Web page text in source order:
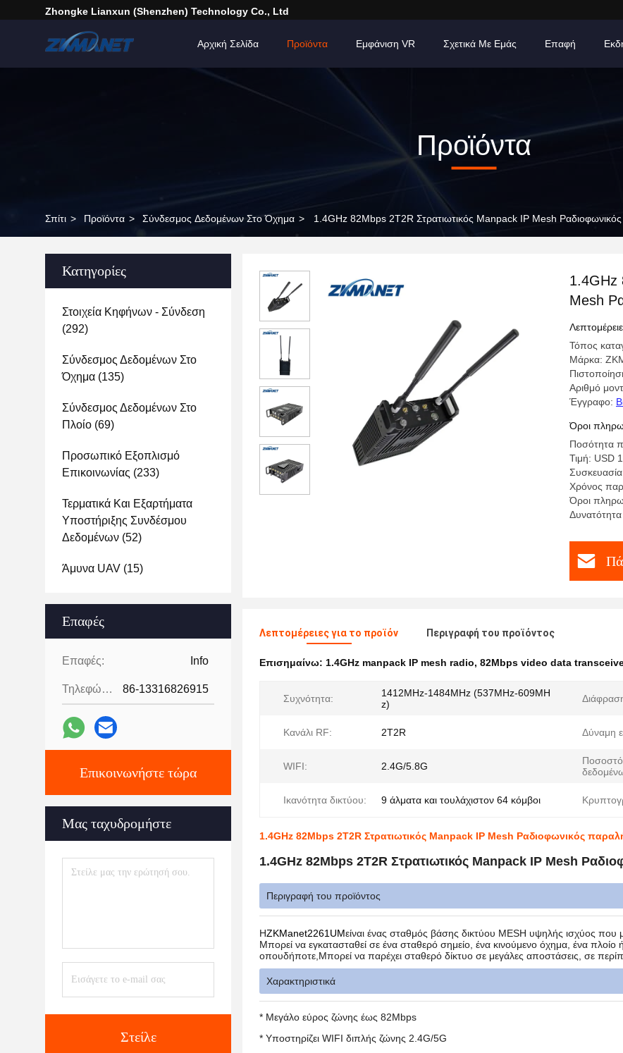
Zhongke Lianxun (Shenzhen) Technology Co., Ltd
Αρχική Σελίδα Προϊόντα Εμφάνιση VR Σχετικά Με Εμάς Επαφή
Προϊόντα
Σπίτι > Προϊόντα > Σύνδεσμος Δεδομένων Στο Όχημα > 1.4GHz 82Mbps 2T2R Στρατιωτικός Manpack IP Mesh
Κατηγορίες
Στοιχεία Κηφήνων - Σύνδεση
(292)
Σύνδεσμος Δεδομένων Στο
Όχημα (135)
Σύνδεσμος Δεδομένων Στο
Πλοίο (69)
Προσωπικό Εξοπλισμό
Επικοινωνίας (233)
Τερματικά Και Εξαρτήματα
Υποστήριξης Συνδέσμου
Δεδομένων (52)
Άμυνα UAV (15)
Επαφές
Επαφές: Info
Τηλεφώνημα: 86-13316826915
Επικοινωνήστε τώρα
Μας ταχυδρομήστε
Στείλε
1.4GHz
Mesh
βίντεο
Τόπος
Μάρκα:
Αριθμό
Έγγραφο:
Όροι
Ποσότητα
Τιμή: USD
Συσκευασία
Χρόνος
Όροι
Λεπτομέρειες για το προϊόν Περιγραφή του προϊόντος
Επισημαίνω: 1.4GHz manpack IP mesh radio, 82Mbps video data
Συχνότητα:
1412MHz-1484MHz (537MHz-609MH
z)
Κανάλι RF: 2Τ2R Δύναμη
WIFI: 2.4G/5.8G
Ποσοστό
Ικανότητα δικτύου: 9 άλματα και τουλάχιστον 64 κόμβοι
1.4GHz 82Mbps 2T2R Στρατιωτικός Manpack IP Mesh Ραδιοφωνικός
1.4GHz 82Mbps 2T2R Στρατιωτικός Manpack IP Mesh
Περιγραφή του προϊόντος
ΗZKManet2261UMείναι ένας σταθμός βάσης δικτύου MESH υψηλής ισχύος
Μπορεί να εγκατασταθεί σε ένα σταθερό σημείο, ένα κινούμενο όχημα, ένα
οπουδήποτε,Μπορεί να παρέχει σταθερό δίκτυο σε μεγάλες αποστάσεις, σε
Χαρακτηριστικά
* Μεγάλο εύρος ζώνης έως 82Mbps
* Υποστηρίζει WIFI διπλής ζώνης 2.4G/5G